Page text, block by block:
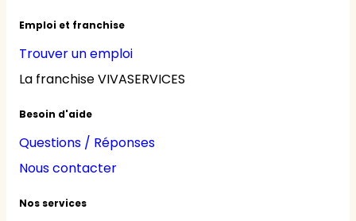
Emploi et franchise
Trouver un emploi
La franchise VIVASERVICES
Besoin d'aide
Questions / Réponses
Nous contacter
Nos services